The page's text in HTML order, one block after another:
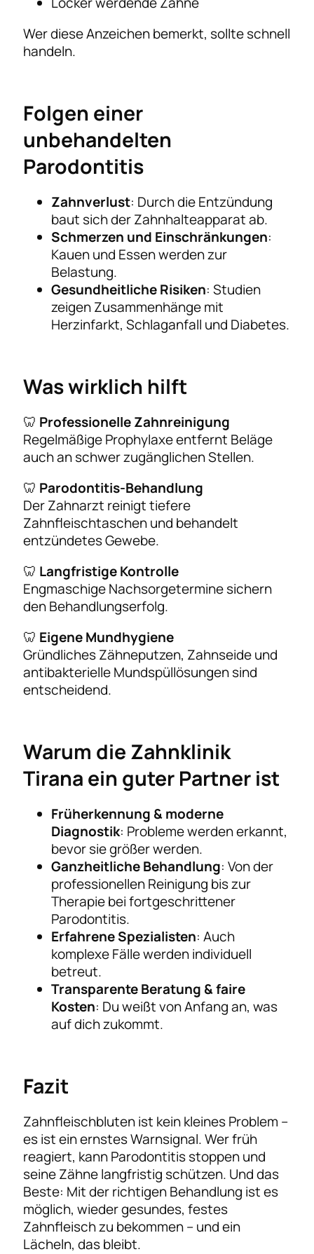
Wer diese Anzeichen bemerkt, sollte schnell
handeln.
Folgen einer
unbehandelten
Parodontitis
Zahnverlust: Durch die Entzündung
baut sich der Zahnhalteapparat ab.
Schmerzen und Einschränkungen:
Kauen und Essen werden zur
Belastung.
Gesundheitliche Risiken: Studien
zeigen Zusammenhänge mit
Herzinfarkt, Schlaganfall und Diabetes.
Was wirklich hilft
🦷 Professionelle Zahnreinigung
Regelmäßige Prophylaxe entfernt Beläge
auch an schwer zugänglichen Stellen.
🦷 Parodontitis-Behandlung
Der Zahnarzt reinigt tiefere
Zahnfleischtaschen und behandelt
entzündetes Gewebe.
🦷 Langfristige Kontrolle
Engmaschige Nachsorgetermine sichern
den Behandlungserfolg.
🦷 Eigene Mundhygiene
Gründliches Zähneputzen, Zahnseide und
antibakterielle Mundspüllösungen sind
entscheidend.
Warum die Zahnklinik
Tirana ein guter Partner ist
Früherkennung & moderne
Diagnostik: Probleme werden erkannt,
bevor sie größer werden.
Ganzheitliche Behandlung: Von der
professionellen Reinigung bis zur
Therapie bei fortgeschrittener
Parodontitis.
Erfahrene Spezialisten: Auch
komplexe Fälle werden individuell
betreut.
Transparente Beratung & faire
Kosten: Du weißt von Anfang an, was
auf dich zukommt.
Fazit
Zahnfleischbluten ist kein kleines Problem –
es ist ein ernstes Warnsignal. Wer früh
reagiert, kann Parodontitis stoppen und
seine Zähne langfristig schützen. Und das
Beste: Mit der richtigen Behandlung ist es
möglich, wieder gesundes, festes
Zahnfleisch zu bekommen – und ein
Lächeln, das bleibt.